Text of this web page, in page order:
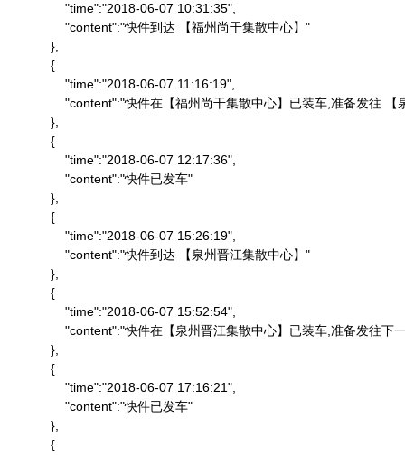
                "time":"2018-06-07 10:31:35",
                "content":"快件到达 【福州尚干集散中心】"
            },
            {
                "time":"2018-06-07 11:16:19",
"content":"快件在【福州尚干集散中心】已装车,准备发往
            },
            {
                "time":"2018-06-07 12:17:36",
                "content":"快件已发车"
            },
            {
                "time":"2018-06-07 15:26:19",
                "content":"快件到达 【泉州晋江集散中心】"
            },
            {
                "time":"2018-06-07 15:52:54",
"content":"快件在【泉州晋江集散中心】已装车,准备发往下
            },
            {
                "time":"2018-06-07 17:16:21",
                "content":"快件已发车"
            },
            {